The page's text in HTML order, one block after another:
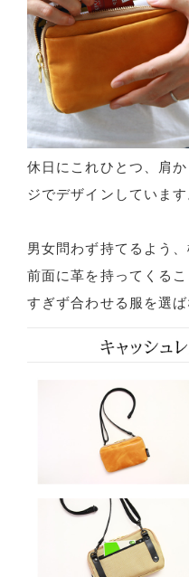
休日にこれひとつ、肩
ジでデザインしています
男女問わず持てるよう
前面に革を持ってくる
すぎず合わせる服を選